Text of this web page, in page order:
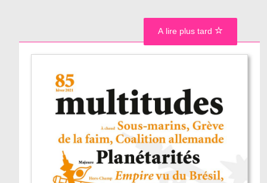
A lire plus tard